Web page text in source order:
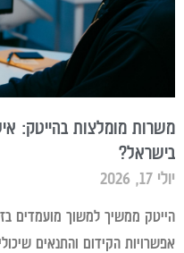
משרות מומלצות בהייטק:
בישראל?
יולי 17, 2026
הייטק ממשיך למשוך מועמדים
אפשרויות הקידום והתנאים